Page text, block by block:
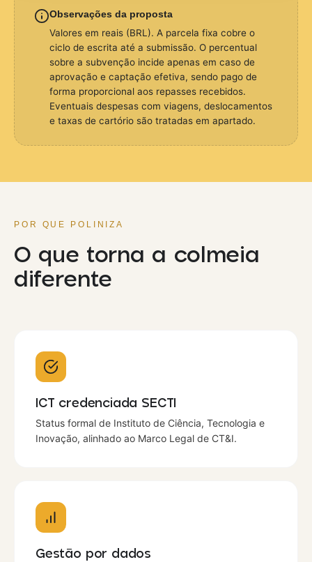
Observações da proposta
Valores em reais (BRL). A parcela fixa cobre o
ciclo de escrita até a submissão. O percentual
sobre a subvenção incide apenas em caso de
aprovação e captação efetiva, sendo pago de
forma proporcional aos repasses recebidos.
Eventuais despesas com viagens, deslocamentos
e taxas de cartório são tratadas em apartado.
POR QUE POLINIZA
O que torna a colmeia
diferente
ICT credenciada SECTI
Status formal de Instituto de Ciência, Tecnologia e
Inovação, alinhado ao Marco Legal de CT&I.
Gestão por dados